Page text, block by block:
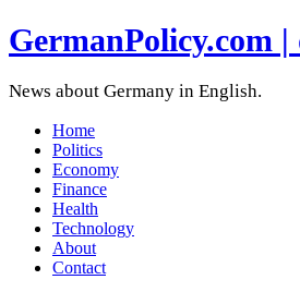
GermanPolicy.com |
News about Germany in English.
Home
Politics
Economy
Finance
Health
Technology
About
Contact